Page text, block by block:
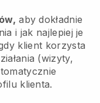
aby dokładnie
i jak najlepiej je
klient korzysta
(wizyty,
klienta.